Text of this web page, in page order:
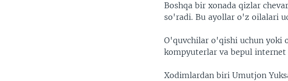
Boshqa bir xonada qizlar
so'radi. Bu ayollar o'z oilalari
O'quvchilar o'qishi uchun yoki
kompyuterlar va bepul
Xodimlardan biri Umutjon